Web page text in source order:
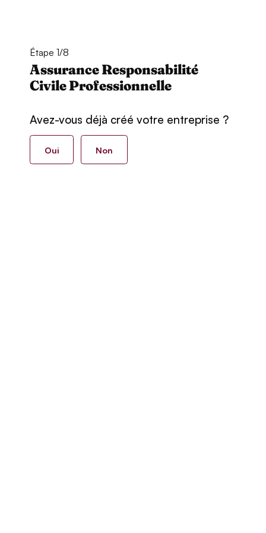
Étape 1/8
Assurance Responsabilité
Civile Professionnelle
Avez-vous déjà créé votre entreprise ?
Oui Non